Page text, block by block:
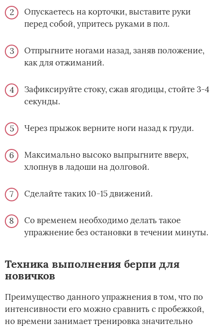
Опускаетесь на корточки, выставите руки
перед собой, упритесь руками в пол.
Отпрыгните ногами назад, заняв положение,
как для отжиманий.
Зафиксируйте стоку, сжав ягодицы, стойте 3-4
секунды.
Через прыжок верните ноги назад к груди.
Максимально высоко выпрыгните вверх,
хлопнув в ладоши на долговой.
Сделайте таких 10-15 движений.
Со временем необходимо делать такое
упражнение без остановки в течении минуты.
Техника выполнения берпи для
новичков
Преимущество данного упражнения в том, что по
интенсивности его можно сравнить с пробежкой,
но времени занимает тренировка значительно